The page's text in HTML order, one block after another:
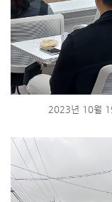
2023년 10월